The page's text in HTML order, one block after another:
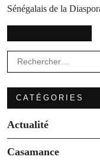
Sénégalais de la
Rechercher :
CATÉGORIES
Actualité
Casamance